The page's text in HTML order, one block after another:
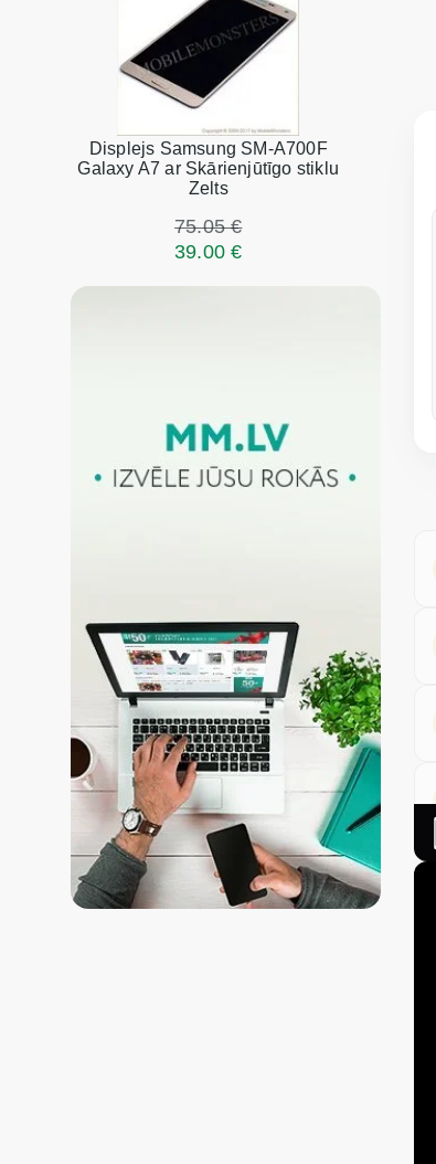
Displejs Samsung SM-A700F
Galaxy A7 ar Skārienjūtīgo stiklu
Zelts
75.05 €
39.00 €
Dina Vituma
Izcils serviss!